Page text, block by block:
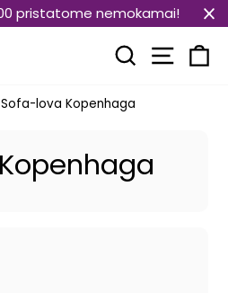
pristatome nemokamai!
Paieška
Sofa-lova Kopenhaga